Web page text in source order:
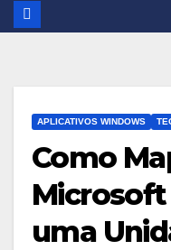
APLICATIVOS WINDOWS
Como
uma